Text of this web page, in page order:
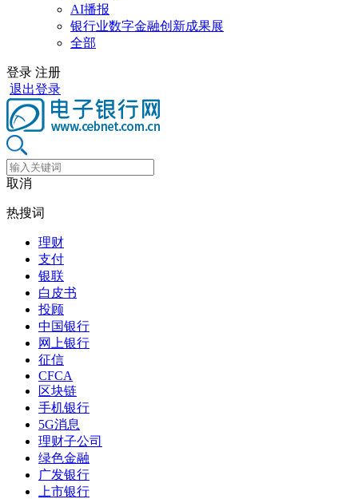
AI播报
银行业数字金融创新成果展
全部
登录 注册
退出登录
取消
热搜词
理财
支付
银联
白皮书
投顾
中国银行
网上银行
征信
CFCA
区块链
手机银行
5G消息
理财子公司
绿色金融
广发银行
上市银行